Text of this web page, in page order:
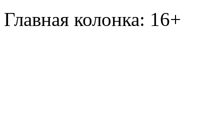
Главная колонка: 16+